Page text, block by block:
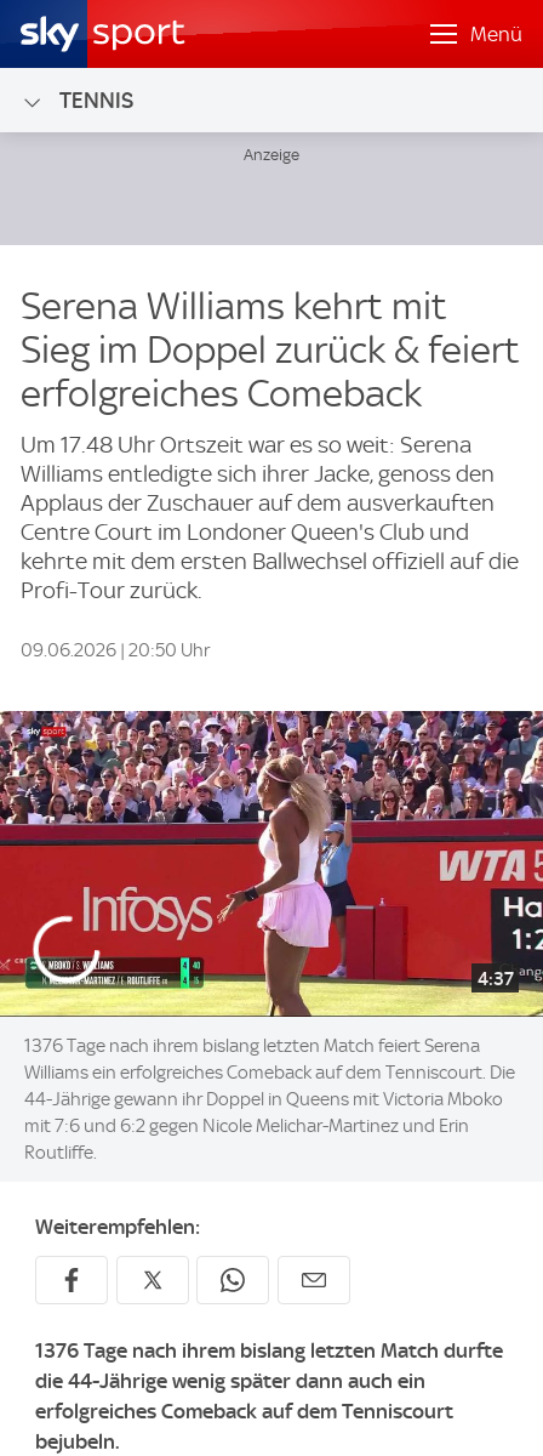
Menü
TENNIS
Serena Williams kehrt mit
Sieg im Doppel zurück & feiert
erfolgreiches Comeback
Um 17.48 Uhr Ortszeit war es so weit: Serena
Williams entledigte sich ihrer Jacke, genoss den
Applaus der Zuschauer auf dem ausverkauften
Centre Court im Londoner Queen's Club und
kehrte mit dem ersten Ballwechsel offiziell auf die
Profi-Tour zurück.
09.06.2026 | 20:50 Uhr
4:37
1376 Tage nach ihrem bislang letzten Match feiert Serena
Williams ein erfolgreiches Comeback auf dem Tenniscourt. Die
44-Jährige gewann ihr Doppel in Queens mit Victoria Mboko
mit 7:6 und 6:2 gegen Nicole Melichar-Martinez und Erin
Routliffe.
Weiterempfehlen:
1376 Tage nach ihrem bislang letzten Match durfte
die 44-Jährige wenig später dann auch ein
erfolgreiches Comeback auf dem Tenniscourt
bejubeln.